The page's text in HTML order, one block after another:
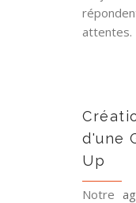
attentes.
d'une
Up
Notre